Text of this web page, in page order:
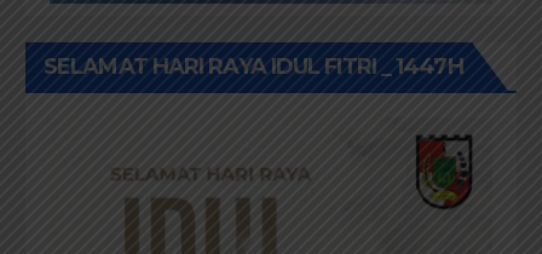
SELAMAT HARI RAYA IDUL FITRI _ 1447H